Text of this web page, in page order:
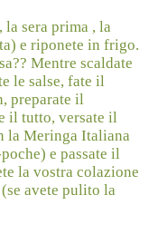
sera prima , la
e riponete in frigo.
Mentre scaldate
le salse, fate il
preparate il
il tutto, versate il
la Meringa Italiana
e passate il
la vostra colazione
avete pulito la